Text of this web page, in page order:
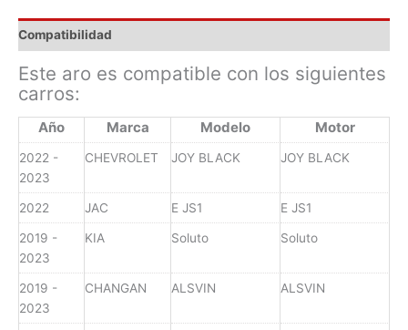
Compatibilidad
Este aro es compatible con los siguientes
carros:
Año Marca Modelo Motor
2022 -
2023
CHEVROLET JOY BLACK JOY BLACK
2022 JAC E JS1 E JS1
2019 -
2023
KIA Soluto Soluto
2019 -
2023
CHANGAN ALSVIN ALSVIN